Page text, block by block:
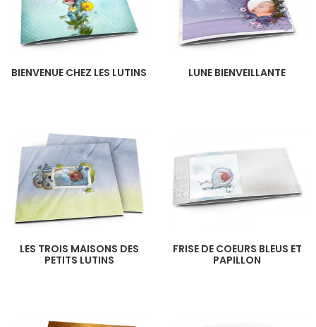
BIENVENUE CHEZ LES LUTINS LUNE BIENVEILLANTE
LES TROIS MAISONS DES
PETITS LUTINS
FRISE DE COEURS BLEUS ET
PAPILLON